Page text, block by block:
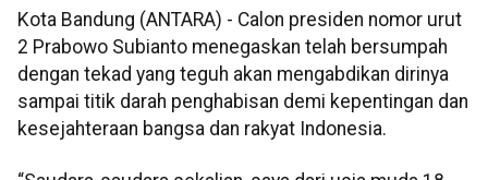
Kota Bandung (ANTARA) - Calon presiden nomor urut
2 Prabowo Subianto menegaskan telah bersumpah
dengan tekad yang teguh akan mengabdikan dirinya
sampai titik darah penghabisan demi kepentingan dan
kesejahteraan bangsa dan rakyat Indonesia.